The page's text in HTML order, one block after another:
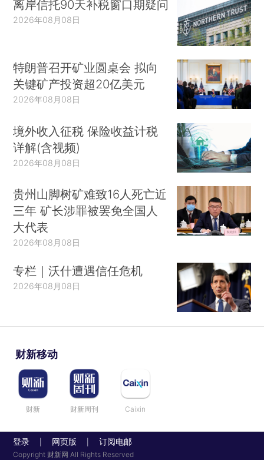
离岸信托90天补税窗口期疑问
2026年08月08日
特朗普召开矿业圆桌会 拟向
关键矿产投资超20亿美元
2026年08月08日
境外收入征税 保险收益计税
详解(含视频)
2026年08月08日
贵州山脚树矿难致16人死亡近
三年 矿长涉罪被罢免全国人
大代表
2026年08月08日
专栏｜沃什遭遇信任危机
2026年08月08日
财新移动
财新 财新周刊 Caixin
登录 网页版 订阅电邮
Copyright 财新网 All Rights Reserved